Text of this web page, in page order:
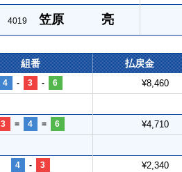
4019 笠原 亮
組番 払戻金
4 - 3 - 6 ¥8,460
3 = 4 = 6 ¥4,710
4 - 3 ¥2,340